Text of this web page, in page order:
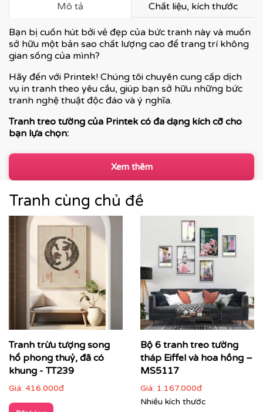
Mô tả Chất liệu, kích thước
Bạn bị cuốn hút bởi vẻ đẹp của bức tranh này và muốn
sở hữu một bản sao chất lượng cao để trang trí không
gian sống của mình?
Hãy đến với Printek! Chúng tôi chuyên cung cấp dịch
vụ in tranh theo yêu cầu, giúp bạn sở hữu những bức
tranh nghệ thuật độc đáo và ý nghĩa.
Tranh treo tường của Printek có đa dạng kích cỡ cho
bạn lựa chọn:
Xem thêm
Tranh cùng chủ đề
Tranh trừu tượng song
hổ phong thuỷ, đã có
khung - TT239
Giá: 416.000đ
Bộ 6 tranh treo tường
tháp Eiffel và hoa hồng –
MS5117
Giá: 1.167.000đ
Nhiều kích thước